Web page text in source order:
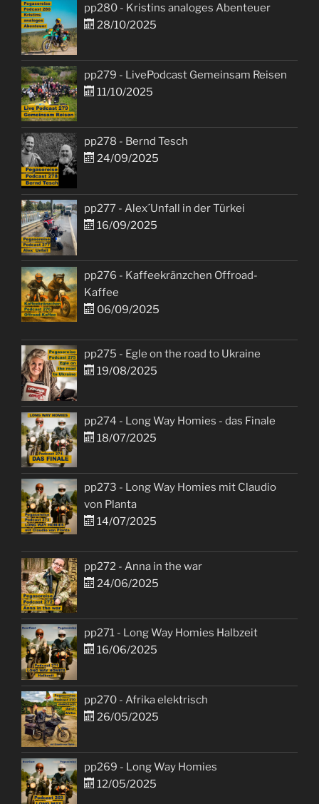
pp280 - Kristins analoges Abenteuer
28/10/2025
pp279 - LivePodcast Gemeinsam Reisen
11/10/2025
pp278 - Bernd Tesch
24/09/2025
pp277 - Alex´Unfall in der Türkei
16/09/2025
pp276 - Kaffeekränzchen Offroad-
Kaffee
06/09/2025
pp275 - Egle on the road to Ukraine
19/08/2025
pp274 - Long Way Homies - das Finale
18/07/2025
pp273 - Long Way Homies mit Claudio
von Planta
14/07/2025
pp272 - Anna in the war
24/06/2025
pp271 - Long Way Homies Halbzeit
16/06/2025
pp270 - Afrika elektrisch
26/05/2025
pp269 - Long Way Homies
12/05/2025